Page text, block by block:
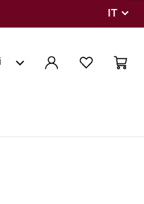
Lingua
IT
ACCOUNT LISTA DEI CART